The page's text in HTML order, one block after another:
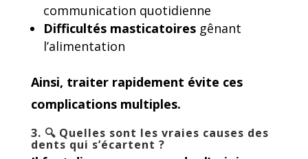
communication quotidienne
Difficultés masticatoiresgênant
l’alimentation
Ainsi, traiter rapidement évite ces
complications multiples.
3. 🔍Quelles sont les vraies causes des
dents qui s’écartent ?